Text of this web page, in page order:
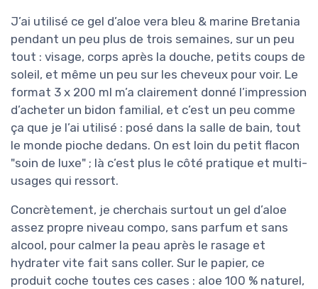
J’ai utilisé ce gel d’aloe vera bleu & marine Bretania
pendant un peu plus de trois semaines, sur un peu
tout : visage, corps après la douche, petits coups de
soleil, et même un peu sur les cheveux pour voir. Le
format 3 x 200 ml m’a clairement donné l’impression
d’acheter un bidon familial, et c’est un peu comme
ça que je l’ai utilisé : posé dans la salle de bain, tout
le monde pioche dedans. On est loin du petit flacon
"soin de luxe" ; là c’est plus le côté pratique et multi-
usages qui ressort.
Concrètement, je cherchais surtout un gel d’aloe
assez propre niveau compo, sans parfum et sans
alcool, pour calmer la peau après le rasage et
hydrater vite fait sans coller. Sur le papier, ce
produit coche toutes ces cases : aloe 100 % naturel,